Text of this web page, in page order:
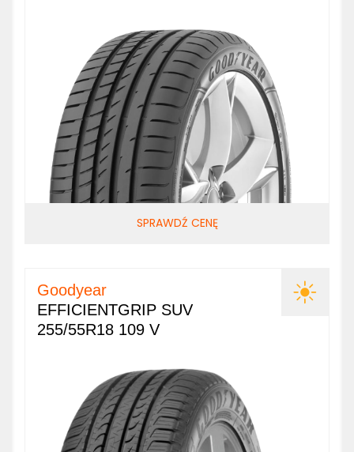
SPRAWDŹ CENĘ
Goodyear
EFFICIENTGRIP SUV
255/55R18 109 V